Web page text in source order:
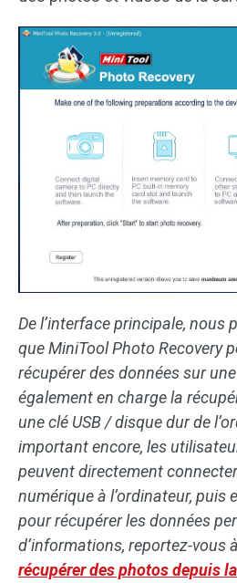
De l’interface principale, nous
que MiniTool Photo Recovery
récupérer des données sur
également en charge la
une clé USB / disque dur de
important encore, les
peuvent directement
numérique à l’ordinateur, puis
pour récupérer les données
d’informations, reportez-vous
récupérer des photos depuis